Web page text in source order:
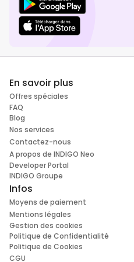
En savoir plus
Offres spéciales
FAQ
Blog
Nos services
Contactez-nous
A propos de INDIGO Neo
Developer Portal
INDIGO Groupe
Infos
Moyens de paiement
Mentions légales
Gestion des cookies
Politique de Confidentialité
Politique de Cookies
CGU